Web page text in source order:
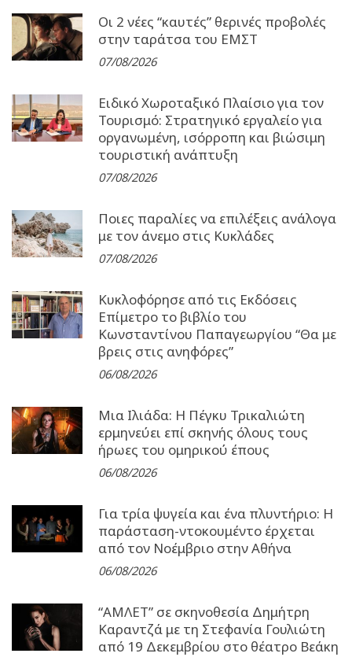
Οι 2 νέες “καυτές” θερινές προβολές
στην ταράτσα του ΕΜΣΤ
07/08/2026
Ειδικό Χωροταξικό Πλαίσιο για τον
Τουρισμό: Στρατηγικό εργαλείο για
οργανωμένη, ισόρροπη και βιώσιμη
τουριστική ανάπτυξη
07/08/2026
Ποιες παραλίες να επιλέξεις ανάλογα
με τον άνεμο στις Κυκλάδες
07/08/2026
Κυκλοφόρησε από τις Εκδόσεις
Επίμετρο το βιβλίο του
Κωνσταντίνου Παπαγεωργίου “Θα με
βρεις στις ανηφόρες”
06/08/2026
Μια Ιλιάδα: H Πέγκυ Τρικαλιώτη
ερμηνεύει επί σκηνής όλους τους
ήρωες του ομηρικού έπους
06/08/2026
Για τρία ψυγεία και ένα πλυντήριο: Η
παράσταση-ντοκουμέντο έρχεται
από τον Νοέμβριο στην Αθήνα
06/08/2026
“ΑΜΛΕΤ” σε σκηνοθεσία Δημήτρη
Καραντζά με τη Στεφανία Γουλιώτη
από 19 Δεκεμβρίου στο θέατρο Βεάκη